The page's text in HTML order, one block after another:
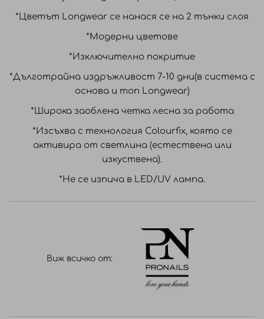
*Цветът Longwear се нанася се на 2 тънки слоя
*Модерни цветове
*Изключително покритие
*Дълготрайна издръжливост 7-10 дни(в система с
основа и топ Longwear)
*Широка заоблена четка лесна за работа
*Изсъхва с технология Colourfix, която се
активира от светлина (естествена или
изкуствена).
*Не се изпича в LED/UV лампа.
Виж всичко от: